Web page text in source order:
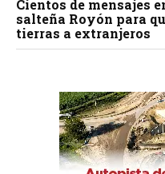
Cientos de mensajes
salteña Royón para
tierras a extranjeros